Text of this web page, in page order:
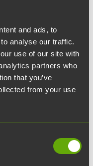
and ads, to
analyse our traffic.
use of our site with
partners who
that you’ve
from your use
donec
ultrices
nunc
mi imperdiet.
pulvinar
mollis enim ac
condimentum
ullamcorper